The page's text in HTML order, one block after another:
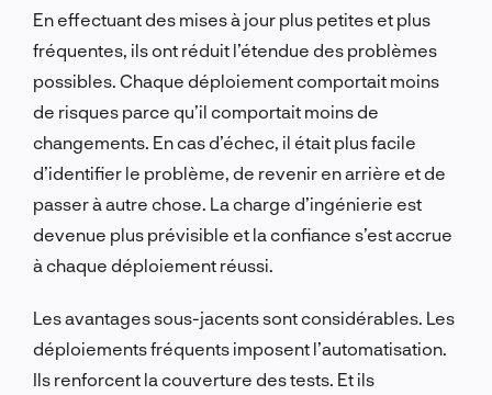
En effectuant des mises à jour plus petites et plus
fréquentes, ils ont réduit l’étendue des problèmes
possibles. Chaque déploiement comportait moins
de risques parce qu’il comportait moins de
changements. En cas d’échec, il était plus facile
d’identifier le problème, de revenir en arrière et de
passer à autre chose. La charge d’ingénierie est
devenue plus prévisible et la confiance s’est accrue
à chaque déploiement réussi.
Les avantages sous-jacents sont considérables. Les
déploiements fréquents imposent l’automatisation.
Ils renforcent la couverture des tests. Et ils